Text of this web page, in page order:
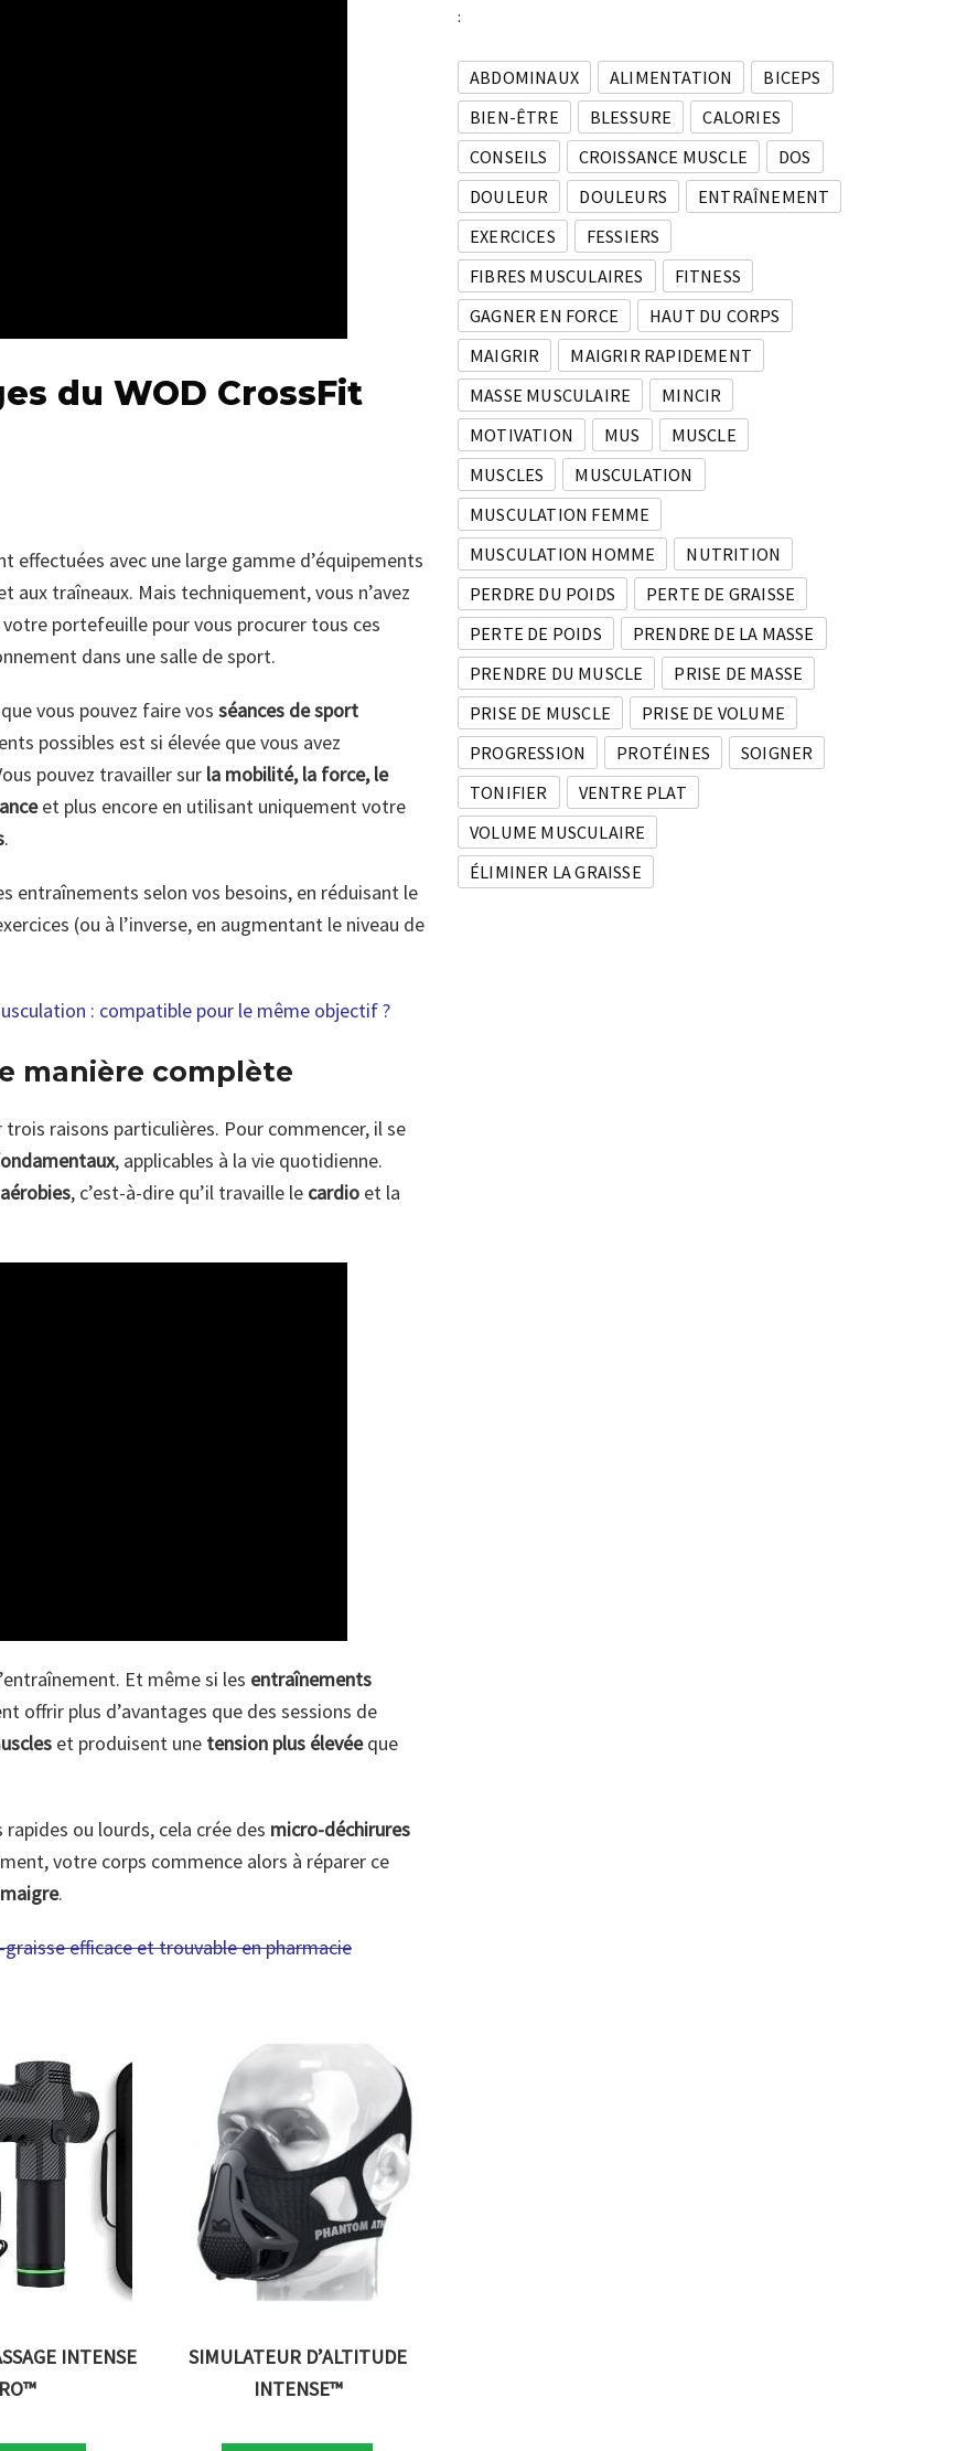
du WOD CrossFit
effectuées avec une large gamme d’équipements
traîneaux. Mais techniquement, vous n’avez
portefeuille pour vous procurer tous ces
dans une salle de sport.
que vous pouvez faire vos séances de sport
possibles est si élevée que vous avez
pouvez travailler sur la mobilité, la force, le
et plus encore en utilisant uniquement votre
.
entraînements selon vos besoins, en réduisant le
(ou à l’inverse, en augmentant le niveau de
: compatible pour le même objectif ?
manière complète
raisons particulières. Pour commencer, il se
, applicables à la vie quotidienne.
, c’est-à-dire qu’il travaille le cardio et la
Et même si les entraînements
offrir plus d’avantages que des sessions de
et produisent une tension plus élevéeque
ou lourds, cela crée des micro-déchirures
votre corps commence alors à réparer ce
.
efficace et trouvable en pharmacie
INTENSE
SIMULATEUR D’ALTITUDE
INTENSE™
:
ABDOMINAUX ALIMENTATION
BICEPS
BIEN-ÊTRE
BLESSURE
CALORIES
CONSEILS
CROISSANCE MUSCLE
DOS
DOULEUR
DOULEURS
ENTRAÎNEMENT
EXERCICES
FESSIERS
FIBRES MUSCULAIRES
FITNESS
GAGNER EN FORCE
HAUT DU CORPS
MAIGRIR
MAIGRIR RAPIDEMENT
MASSE MUSCULAIRE
MINCIR
MOTIVATION
MUS
MUSCLE
MUSCLES
MUSCULATION
MUSCULATION FEMME
MUSCULATION HOMME
NUTRITION
PERDRE DU POIDS
PERTE DE GRAISSE
PERTE DE POIDS
PRENDRE DE LA MASSE
PRENDRE DU MUSCLE
PRISE DE MASSE
PRISE DE MUSCLE
PRISE DE VOLUME
PROGRESSION
PROTÉINES
SOIGNER
TONIFIER
VENTRE PLAT
VOLUME MUSCULAIRE
ÉLIMINER LA GRAISSE